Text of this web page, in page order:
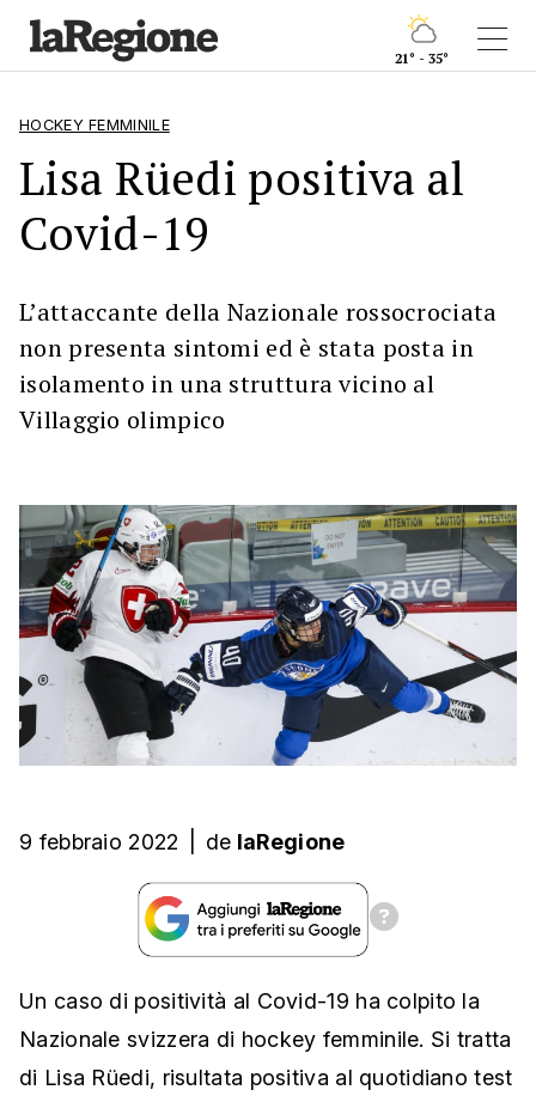
21° - 35°
HOCKEY FEMMINILE
Lisa Rüedi positiva al
Covid-19
L’attaccante della Nazionale rossocrociata
non presenta sintomi ed è stata posta in
isolamento in una struttura vicino al
Villaggio olimpico
9 febbraio 2022 de laRegione
Un caso di positività al Covid-19 ha colpito la
Nazionale svizzera di hockey femminile. Si tratta
di Lisa Rüedi, risultata positiva al quotidiano test